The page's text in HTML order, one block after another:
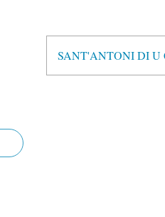
SANT'ANTONI DI U